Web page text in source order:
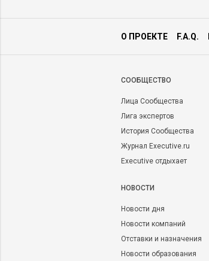
О ПРОЕКТЕ F.A.Q.
CООБЩЕСТВО
Лица Сообщества
Лига экспертов
История Сообщества
Журнал Executive.ru
Executive отдыхает
НОВОСТИ
Новости дня
Новости компаний
Отставки и назначения
Новости образования